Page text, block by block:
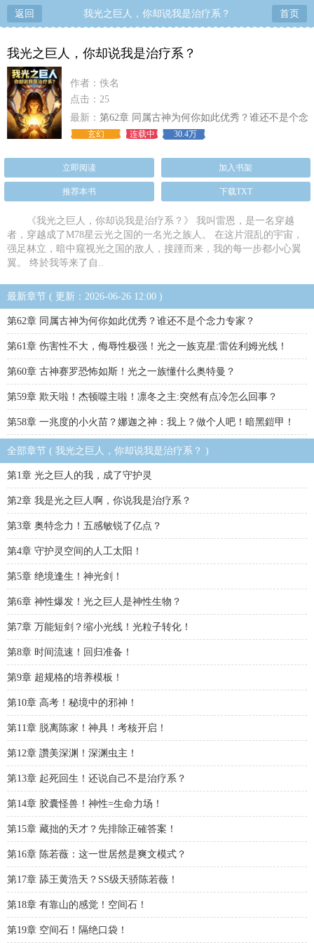
返回 我光之巨人，你却说我是治疗系？ 首页
我光之巨人，你却说我是治疗系？
作者：佚名
点击：25
最新： 第62章 同属古神为何你如此优秀？谁还不是个念
力专家？
玄幻 连载中 30.4万
立即阅读 加入书架
推荐本书 下载TXT
《我光之巨人，你却说我是治疗系？》 我叫雷恩，是一名穿越
者，穿越成了M78星云光之国的一名光之族人。 在这片混乱的宇宙，
强足林立，暗中窥视光之国的敌人，接踵而来，我的每一步都小心翼
翼。 终於我等来了自..
最新章节 ( 更新：2026-06-26 12:00 )
第62章 同属古神为何你如此优秀？谁还不是个念力专家？
第61章 伤害性不大，侮辱性极强！光之一族克星:雷佐利姆光线！
第60章 古神赛罗恐怖如斯！光之一族懂什么奥特曼？
第59章 欺天啦！杰顿噬主啦！凛冬之主:突然有点冷怎么回事？
第58章 一兆度的小火苗？娜迦之神：我上？做个人吧！暗黑鎧甲！
全部章节 ( 我光之巨人，你却说我是治疗系？ )
第1章 光之巨人的我，成了守护灵
第2章 我是光之巨人啊，你说我是治疗系？
第3章 奥特念力！五感敏锐了亿点？
第4章 守护灵空间的人工太阳！
第5章 绝境逢生！神光剑！
第6章 神性爆发！光之巨人是神性生物？
第7章 万能短剑？缩小光线！光粒子转化！
第8章 时间流速！回归准备！
第9章 超规格的培养模板！
第10章 高考！秘境中的邪神！
第11章 脱离陈家！神具！考核开启！
第12章 讚美深渊！深渊虫主！
第13章 起死回生！还说自己不是治疗系？
第14章 胶囊怪兽！神性=生命力场！
第15章 藏拙的天才？先排除正確答案！
第16章 陈若薇：这一世居然是爽文模式？
第17章 舔王黄浩天？SS级天骄陈若薇！
第18章 有靠山的感觉！空间石！
第19章 空间石！隔绝口袋！